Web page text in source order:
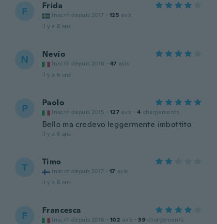
F Frida
Inscrit depuis 2017 · 125 avis
il y a 6 ans
N Nevio
Inscrit depuis 2018 · 47 avis
il y a 6 ans
P Paolo
Inscrit depuis 2015 · 127 avis · 4 chargements
Bello ma credevo leggermente imbottito
il y a 6 ans
T Timo
Inscrit depuis 2017 · 17 avis
il y a 6 ans
F Francesca
Inscrit depuis 2018 · 102 avis · 39 chargements